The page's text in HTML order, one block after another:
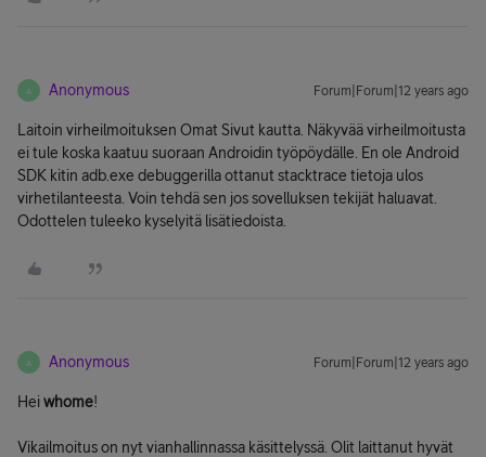
A Anonymous Forum|Forum|12 years ago
Laitoin virheilmoituksen Omat Sivut kautta. Näkyvää virheilmoitusta
ei tule koska kaatuu suoraan Androidin työpöydälle. En ole Android
SDK kitin adb.exe debuggerilla ottanut stacktrace tietoja ulos
virhetilanteesta. Voin tehdä sen jos sovelluksen tekijät haluavat.
Odottelen tuleeko kyselyitä lisätiedoista.
A Anonymous Forum|Forum|12 years ago
Heiwhome!
Vikailmoitus on nyt vianhallinnassa käsittelyssä. Olit laittanut hyvät